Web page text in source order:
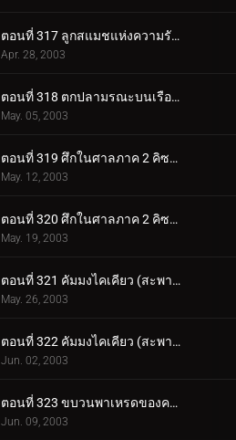
ตอนที่ 317 ลูกสแมชแห่งความรักและการตัดสินใจ (ตอนจบ)
Apr. 28, 2003
ตอนที่ 318 ตกปลามรณะบนเรือยาคาตะ
May. 05, 2003
ตอนที่ 319 ศึกในศาลภาค 2 คิซากิ ปะทะ คุโจ (ตอนแรก)
May. 12, 2003
ตอนที่ 320 ศึกในศาลภาค 2 คิซากิ ปะทะ คุโจ (ตอนจบ)
May. 19, 2003
ตอนที่ 321 คัมมงไคเคียว (สะพานข้ามทะเล) แห่งมิตรภาพกับจิตสังหาร (ตอนแรก) ยอดนักสืบจิ๋วโคนัน เดอะซ_.
May. 26, 2003
ตอนที่ 322 คัมมงไคเคียว (สะพานข้ามทะเล) แห่งมิตรภาพกับจิตสังหาร (ตอนจบ) ยอดนักสืบจิ๋วโคนัน เดอะซี_.
Jun. 02, 2003
ตอนที่ 323 ขบวนพาเหรดของความดีและความชั่ว (ตอนแรก )
Jun. 09, 2003